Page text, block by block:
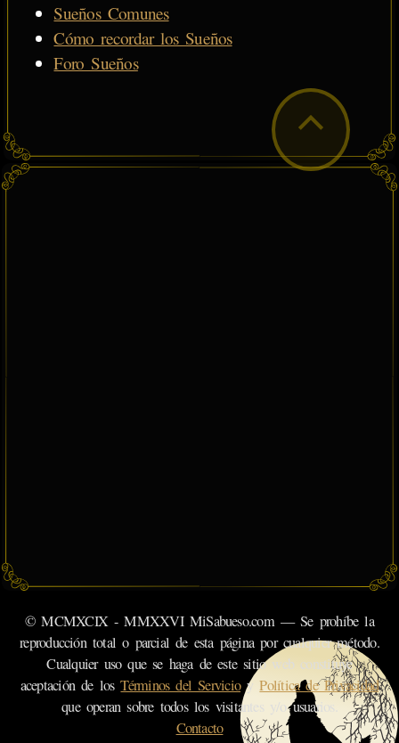
Sueños Comunes
Cómo recordar los Sueños
Foro Sueños
© MCMXCIX - MMXXVI MiSabueso.com — Se prohíbe la
reproducción total o parcial de esta página por cualquier método.
Cualquier uso que se haga de este sitio web constituye
aceptación de losTérminos del ServicioyPolítica de Privacidad
que operan sobre todos los visitantes y/o usuarios.
Contacto